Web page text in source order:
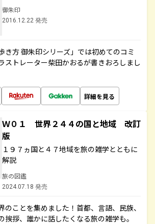
御朱印
2016.12.22 発売
き方 御朱印シリーズ」では初めてのコミ
ストレーター柴田かおるが書きおろしまし
詳細を見る
Ｗ０１ 世界２４４の国と地域 改訂
版
１９７ヵ国と４７地域を旅の雑学とともに
解説
旅の図鑑
2024.07.18 発売
のことを集めました！首都、言語、民族、
挨拶、誰かに話したくなる旅の雑学も。